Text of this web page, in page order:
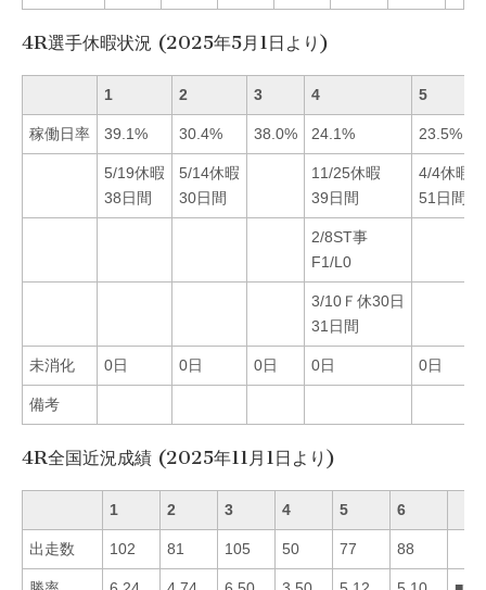
4R選手休暇状況 (2025年5月1日より)
1 2 3 4 5
稼働日率 39.1% 30.4% 38.0% 24.1% 23.5%
5/19休暇
38日間
5/14休暇
30日間
11/25休暇
39日間
4/4休暇
51日間
2/8ST事
F1/L0
3/10Ｆ休30日
31日間
未消化 0日 0日 0日 0日 0日
備考
4R全国近況成績 (2025年11月1日より)
1 2 3 4 5 6
出走数 102 81 105 50 77 88